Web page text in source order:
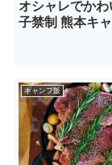
オシャレでかわ
子禁制 熊本キ
キャンプ飯